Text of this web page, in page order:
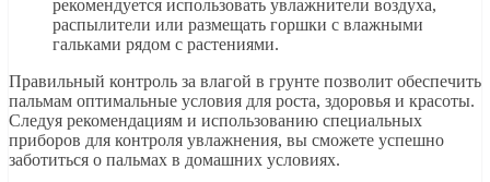
рекомендуется использовать увлажнители воздуха,
распылители или размещать горшки с влажными
гальками рядом с растениями.
Правильный контроль за влагой в грунте позволит обеспечить
пальмам оптимальные условия для роста, здоровья и красоты.
Следуя рекомендациям и использованию специальных
приборов для контроля увлажнения, вы сможете успешно
заботиться о пальмах в домашних условиях.